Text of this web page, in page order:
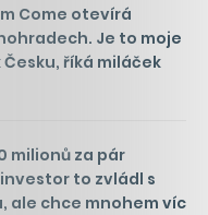
Come otevírá
Je to moje
říká miláček
milionů za pár
to zvládl s
ale chce mnohem víc